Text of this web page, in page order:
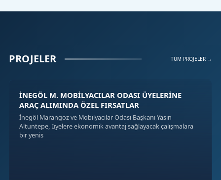
PROJELER TÜM PROJELER →
İNEGÖL M. MOBİLYACILAR ODASI ÜYELERİNE
ARAÇ ALIMINDA ÖZEL FIRSATLAR
İnegöl Marangoz ve Mobilyacılar Odası Başkanı Yasin
Altuntepe, üyelere ekonomik avantaj sağlayacak çalışmalara
bir yenis